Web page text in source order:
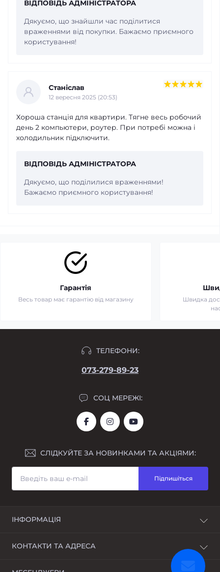
ВІДПОВІДЬ АДМІНІСТРАТОРА
Дякуємо, що знайшли час поділитися
враженнями від покупки. Бажаємо приємного
користування!
Станіслав
12 вересня 2025 (20:53)
Хороша станція для квартири. Тягне весь робочий
день 2 компьютери, роутер. При потребі можна і
холодильник підключити.
ВІДПОВІДЬ АДМІНІСТРАТОРА
Дякуємо, що поділилися враженнями!
Бажаємо приємного користування!
Гарантія
Весь товар має гарантію від магазину
Швидка
ТЕЛЕФОНИ:
073-279-89-23
СОЦ МЕРЕЖІ:
СЛІДКУЙТЕ ЗА НОВИНКАМИ ТА АКЦІЯМИ:
Підпишіться
ІНФОРМАЦІЯ
Доставка та оплата
КОНТАКТИ ТА АДРЕСА
Україна, м. Дніпро, Дніпропетровська область